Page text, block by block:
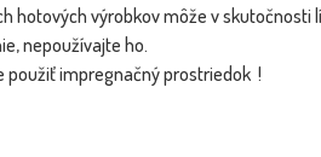
hotových výrobkov môže v
nepoužívajte ho.
impregnačný prostriedok !